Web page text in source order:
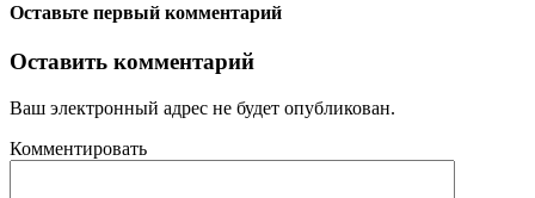
Оставьте первый комментарий
Оставить комментарий
Ваш электронный адрес не будет опубликован.
Комментировать